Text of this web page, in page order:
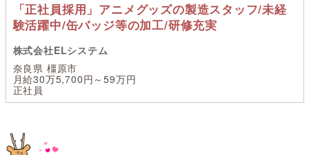
「正社員採用」アニメグッズの製造スタッフ/未経
験活躍中/缶バッジ等の加工/研修充実
株式会社ELシステム
奈良県 橿原市
月給30万5,700円～59万円
正社員